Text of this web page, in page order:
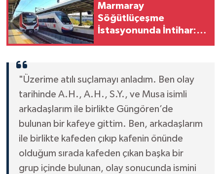
Marmaray
Söğütlüçeşme
İstasyonunda İntihar:
"Üzerime atılı suçlamayı anladım. Ben olay
tarihinde A.H., A.H., S.Y., ve Musa isimli
arkadaşlarım ile birlikte Güngören’de
bulunan bir kafeye gittim. Ben, arkadaşlarım
ile birlikte kafeden çıkıp kafenin önünde
olduğum sırada kafeden çıkan başka bir
grup içinde bulunan, olay sonucunda ismini